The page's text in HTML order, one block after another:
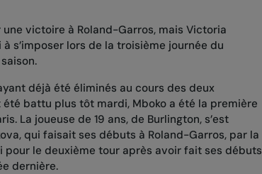
victoire à Roland-Garros, mais Victoria
s’imposer lors de la troisième journée du
déjà été éliminés au cours des deux
été battu plus tôt mardi, Mboko a été la première
La joueuse de 19 ans, de Burlington, s’est
qui faisait ses débuts à Roland-Garros, par la
pour le deuxième tour après avoir fait ses débuts
dernière.